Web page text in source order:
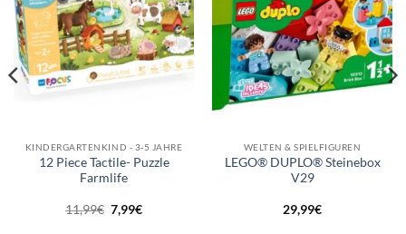
KINDERGARTENKIND - 3-5 JAHRE
12 Piece Tactile- Puzzle
Farmlife
11,99€ Ursprünglicher
Preis
7,99€Aktueller
WELTEN & SPIELFIGUREN
LEGO® DUPLO® Steinebox
V29
29,99€